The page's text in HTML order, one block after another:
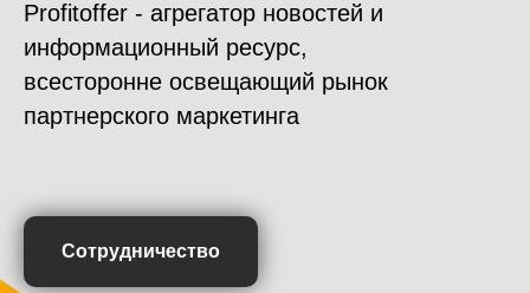
Profitoffer - агрегатор новостей и
информационный ресурс,
всесторонне освещающий рынок
партнерского маркетинга
Сотрудничество